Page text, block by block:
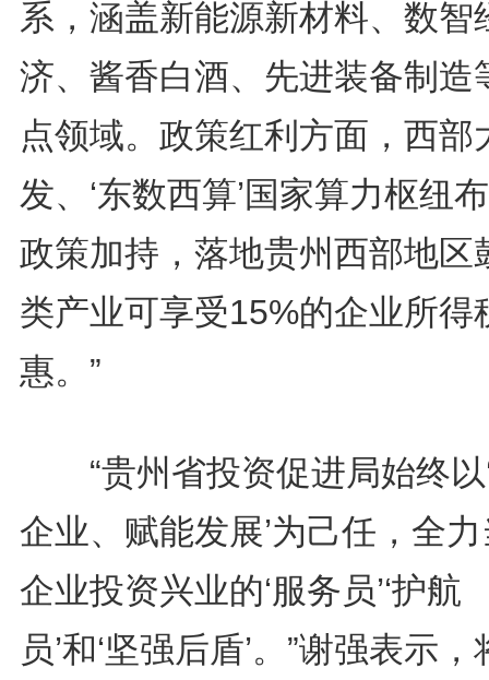
系，涵盖新能源新材料、数智
济、酱香白酒、先进装备制造
点领域。政策红利方面，西部
发、‘东数西算’国家算力枢纽
政策加持，落地贵州西部地区
类产业可享受15%的企业所得
惠。”
“贵州省投资促进局始终以
企业、赋能发展’为己任，全
企业投资兴业的‘服务员’‘护航
员’和‘坚强后盾’。”谢强表示，